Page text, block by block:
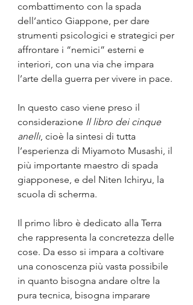
combattimento con la spada
dell’antico Giappone, per dare
strumenti psicologici e strategici per
affrontare i “nemici” esterni e
interiori, con una via che impara
l’arte della guerra per vivere in pace.
In questo caso viene preso il
considerazione Il libro dei cinque
anelli, cioè la sintesi di tutta
l’esperienza di Miyamoto Musashi, il
più importante maestro di spada
giapponese, e del Niten Ichiryu, la
scuola di scherma.
Il primo libro è dedicato alla Terra
che rappresenta la concretezza delle
cose. Da esso si impara a coltivare
una conoscenza più vasta possibile
in quanto bisogna andare oltre la
pura tecnica, bisogna imparare